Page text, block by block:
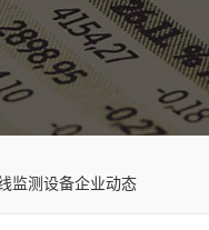
监测设备企业动态